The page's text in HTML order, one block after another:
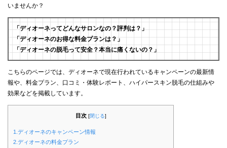
いませんか？
「ディオーネってどんなサロンなの？評判は？」
「ディオーネのお得な料金プランは？」
「ディオーネの脱毛って安全？本当に痛くないの？」
こちらのページでは、ディオーネで現在行われているキャンペーンの最新情
報や、料金プラン、口コミ・体験レポート、ハイパースキン脱毛の仕組みや
効果などを掲載しています。
目次 [閉じる]
1.ディオーネのキャンペーン情報
2.ディオーネの料金プラン